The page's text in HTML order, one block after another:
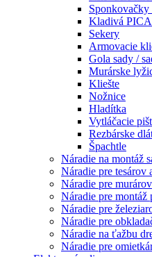
Kladivá
Sekery
Armovacie
Gola sady /
Murárske
Kliešte
Nožnice
Hladítka
Vytláčacie
Rezbárske
Špachtle
Náradie na montáž
Náradie pre tesárov
Náradie pre murárov
Náradie pre montáž
Náradie pre
Náradie pre
Náradie na ťažbu
Náradie pre